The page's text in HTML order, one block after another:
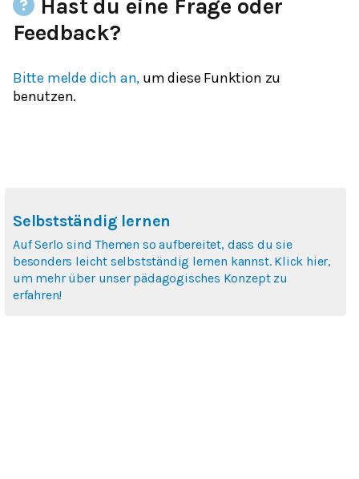
Hast du eine Frage oder
Feedback?
Bitte melde dich an, um diese Funktion zu
benutzen.
Selbstständig lernen
Auf Serlo sind Themen so aufbereitet, dass du sie
besonders leicht selbstständig lernen kannst. Klick hier,
um mehr über unser pädagogisches Konzept zu
erfahren!